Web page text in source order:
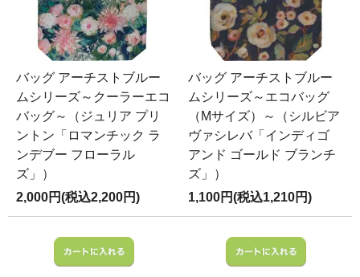
バッグ アーチストブルー
ムシリーズ～クーラーエコ
バッグ～（ジュリア プリ
ントン「ロマンチック ラ
ンデブー フローラル
ズ」）
2,000円(税込2,200円)
バッグ アーチストブルー
ムシリーズ～エコバッグ
（Mサイズ）～（シルビア
ヴァシレバ「インディゴ
アンド ゴールド ブランチ
ズ」）
1,100円(税込1,210円)